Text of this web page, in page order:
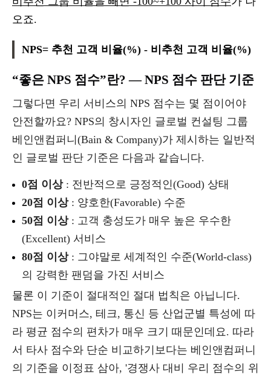
오죠.
NPS= 추천 고객 비율(%) - 비추천 고객 비율(%)
“좋은 NPS 점수”란? — NPS 점수 판단 기준
그렇다면 우리 서비스의 NPS 점수는 몇 점이어야
안전할까요? NPS의 창시자인 글로벌 컨설팅 그룹
베인앤컴퍼니(Bain & Company)가 제시하는 일반적
인 글로벌 판단 기준은 다음과 같습니다.
0점 이상: 전반적으로 긍정적인(Good) 상태
20점 이상: 양호한(Favorable) 수준
50점 이상: 고객 충성도가 매우 높은 우수한
(Excellent) 서비스
80점 이상: 그야말로 세계적인 수준(World-class)
의 강력한 팬덤을 가진 서비스
물론 이 기준이 절대적인 절대 법칙은 아닙니다.
NPS는 이커머스, 테크, 통신 등 산업군별 특성에 따
라 평균 점수의 편차가 매우 크기 때문인데요. 따라
서 타사 점수와 단순 비교하기보다는 베인앤컴퍼니
의 기준을 이정표 삼아, '경쟁사 대비 우리 점수의 위